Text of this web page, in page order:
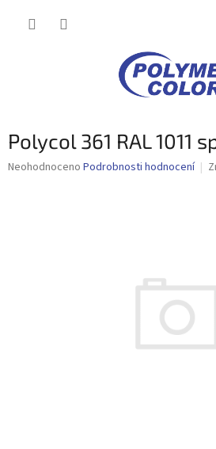
Polycol 361 RAL 1011
Průměrné
Neohodnoceno Podrobnosti hodnocení